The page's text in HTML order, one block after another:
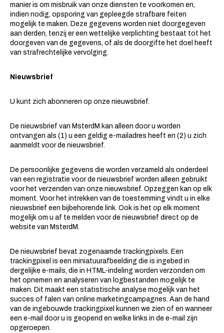
manier is om misbruik van onze diensten te voorkomen en,
indien nodig, opsporing van gepleegde strafbare feiten
mogelijk te maken. Deze gegevens worden niet doorgegeven
aan derden, tenzij er een wettelijke verplichting bestaat tot het
doorgeven van de gegevens, of als de doorgifte het doel heeft
van strafrechtelijke vervolging.
Nieuwsbrief
U kunt zich abonneren op onze nieuwsbrief.
De nieuwsbrief van MsterdM kan alleen door u worden
ontvangen als (1) u een geldig e-mailadres heeft en (2) u zich
aanmeldt voor de nieuwsbrief.
De persoonlijke gegevens die worden verzameld als onderdeel
van een registratie voor de nieuwsbrief worden alleen gebruikt
voor het verzenden van onze nieuwsbrief. Opzeggen kan op elk
moment. Voor het intrekken van de toestemming vindt u in elke
nieuwsbrief een bijbehorende link. Ook is het op elk moment
mogelijk om u af te melden voor de nieuwsbrief direct op de
website van MsterdM.
De nieuwsbrief bevat zogenaamde trackingpixels. Een
trackingpixel is een miniatuurafbeelding die is ingebed in
dergelijke e-mails, die in HTML-indeling worden verzonden om
het opnemen en analyseren van logbestanden mogelijk te
maken. Dit maakt een statistische analyse mogelijk van het
succes of falen van online marketingcampagnes. Aan de hand
van de ingebouwde trackingpixel kunnen we zien of en wanneer
een e-mail door u is geopend en welke links in de e-mail zijn
opgeroepen.